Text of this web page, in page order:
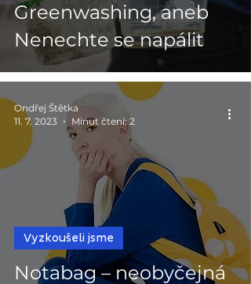
Greenwashing, aneb
Nenechte se napálit
Notabag – neobyčejná
Vyzkoušeli jsme
Ondřej Štětka
11. 7. 2023
Minut čtení: 2